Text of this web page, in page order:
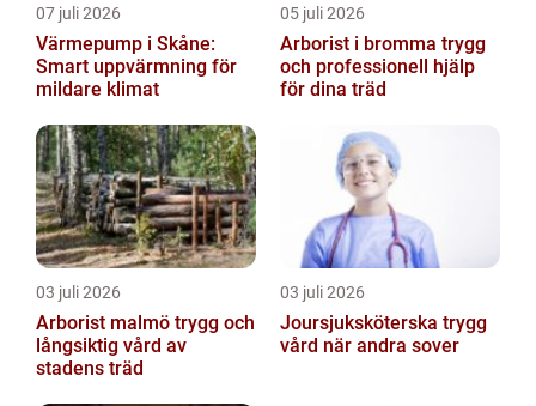
07 juli 2026
Värmepump i Skåne:
Smart uppvärmning för
mildare klimat
05 juli 2026
Arborist i bromma trygg
och professionell hjälp
för dina träd
03 juli 2026
Arborist malmö trygg och
långsiktig vård av
stadens träd
03 juli 2026
Joursjuksköterska trygg
vård när andra sover